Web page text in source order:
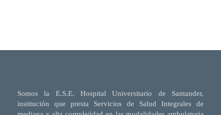
Somos la E.S.E. Hospital Universitario de Santander,
institución que presta Servicios de Salud Integrales de